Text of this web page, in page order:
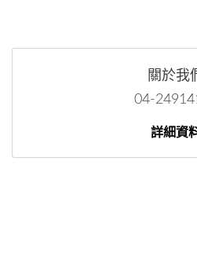
關於我
04-
詳細資